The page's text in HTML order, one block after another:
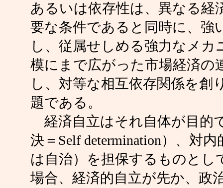
あるいは依存性は、異なる経
要な条件であると同時に、強
し、従属せしめる強力なメ
模にまで広がった市場経済の
し、対等な相互依存関係を創
題である。
経済自立はそれ自体が目的
決＝Self determination）、対
は自治）を担保するものと
場合、経済的自立が先か、政